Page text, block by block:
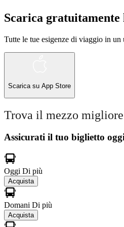
Scarica gratuitamente
Tutte le tue esigenze di viaggio in un
Scarica su App Store
Trova il mezzo
Assicurati il ​​tuo biglietto
Oggi Di più
Acquista
Domani Di più
Acquista